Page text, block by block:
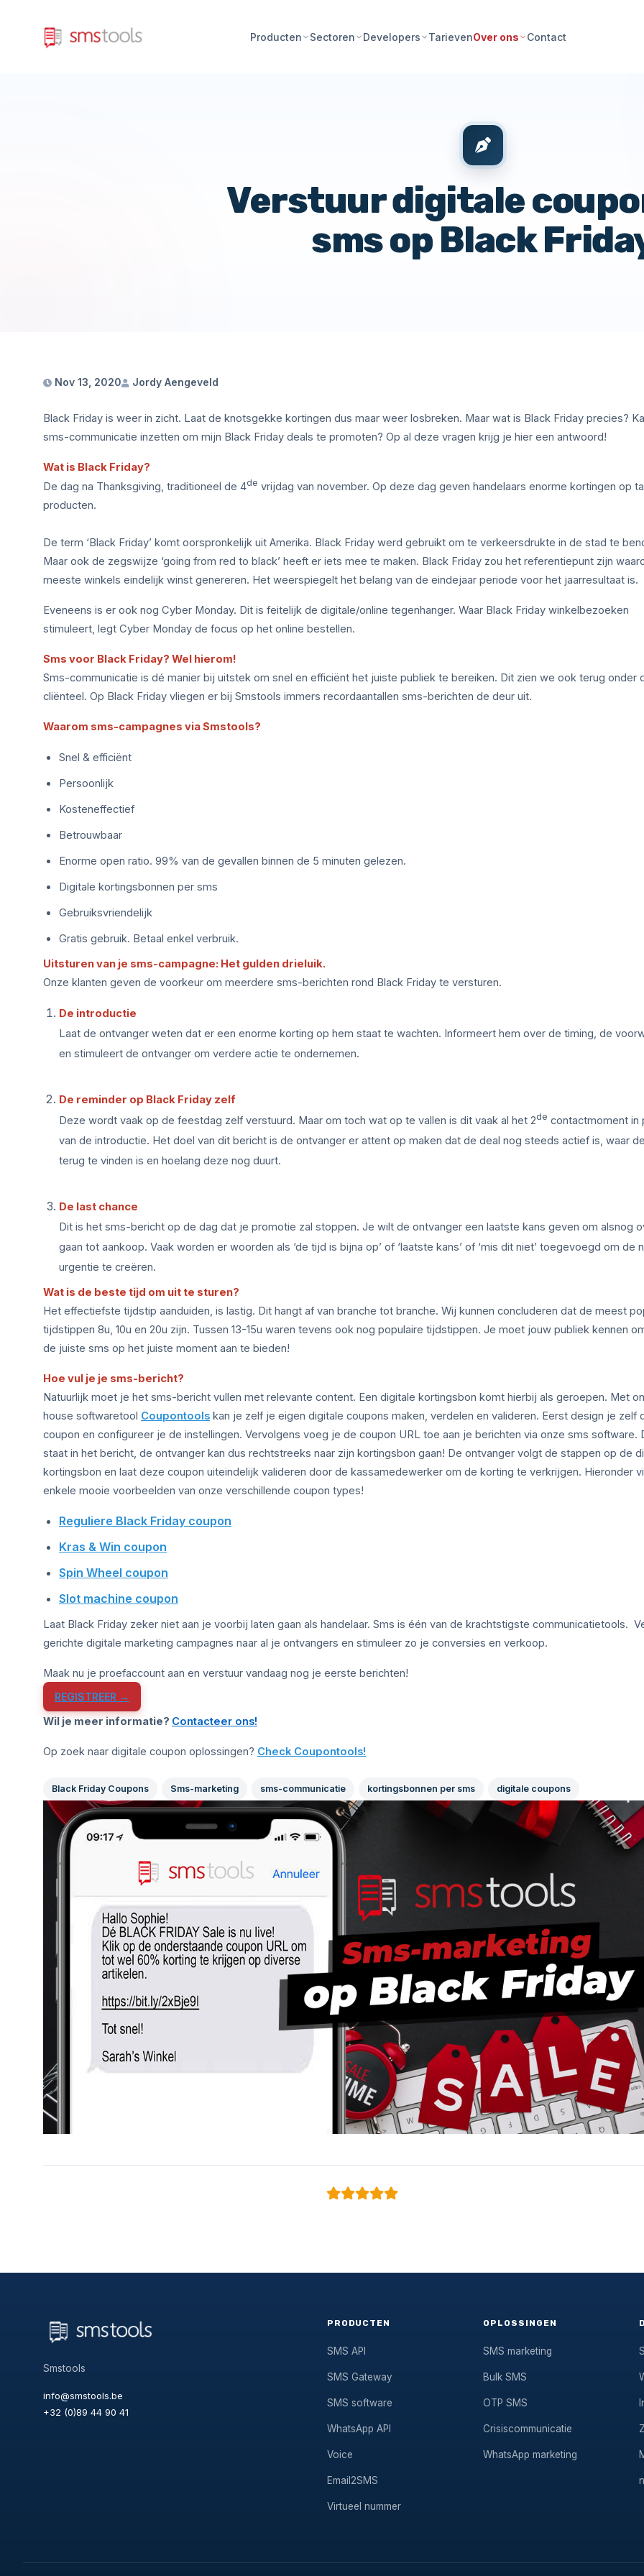
Producten Sectoren Developers TarievenOver ons Contact
Verstuur digitale
sms op Black
Nov 13, 2020 Jordy Aengeveld
Black Friday is weer in zicht. Laat de knotsgekke kortingen dus maar weer losbreken. Maar wat is Black Friday precies?
sms-communicatie inzetten om mijn Black Friday deals te promoten? Op al deze vragen krijg je hier een antwoord!
Wat is Black Friday?
De dag na Thanksgiving, traditioneel de 4de vrijdag van november. Op deze dag geven handelaars enorme kortingen op
producten.
De term ‘Black Friday’ komt oorspronkelijk uit Amerika. Black Friday werd gebruikt om te verkeersdrukte in de stad te
Maar ook de zegswijze ‘going from red to black’ heeft er iets mee te maken. Black Friday zou het referentiepunt zijn
meeste winkels eindelijk winst genereren. Het weerspiegelt het belang van de eindejaar periode voor het jaarresultaat is.
Eveneens is er ook nog Cyber Monday. Dit is feitelijk de digitale/online tegenhanger. Waar Black Friday winkelbezoeken
stimuleert, legt Cyber Monday de focus op het online bestellen.
Sms voor Black Friday? Wel hierom!
Sms-communicatie is dé manier bij uitstek om snel en efficiënt het juiste publiek te bereiken. Dit zien we ook terug onder
cliënteel. Op Black Friday vliegen er bij Smstools immers recordaantallen sms-berichten de deur uit.
Waarom sms-campagnes via Smstools?
Snel & efficiënt
Persoonlijk
Kosteneffectief
Betrouwbaar
Enorme open ratio. 99% van de gevallen binnen de 5 minuten gelezen.
Digitale kortingsbonnen per sms
Gebruiksvriendelijk
Gratis gebruik. Betaal enkel verbruik.
Uitsturen van je sms-campagne: Het gulden drieluik.
Onze klanten geven de voorkeur om meerdere sms-berichten rond Black Friday te versturen.
De introductie
Laat de ontvanger weten dat er een enorme korting op hem staat te wachten. Informeert hem over de timing, de
en stimuleert de ontvanger om verdere actie te ondernemen.
De reminder op Black Friday zelf
Deze wordt vaak op de feestdag zelf verstuurd. Maar om toch wat op te vallen is dit vaak al het 2de contactmoment in
van de introductie. Het doel van dit bericht is de ontvanger er attent op maken dat de deal nog steeds actief is, waar
terug te vinden is en hoelang deze nog duurt.
De last chance
Dit is het sms-bericht op de dag dat je promotie zal stoppen. Je wilt de ontvanger een laatste kans geven om alsnog
gaan tot aankoop. Vaak worden er woorden als ‘de tijd is bijna op’ of ‘laatste kans’ of ‘mis dit niet’ toegevoegd om de
urgentie te creëren.
Wat is de beste tijd om uit te sturen?
Het effectiefste tijdstip aanduiden, is lastig. Dit hangt af van branche tot branche. Wij kunnen concluderen dat de meest
tijdstippen 8u, 10u en 20u zijn. Tussen 13-15u waren tevens ook nog populaire tijdstippen. Je moet jouw publiek kennen
de juiste sms op het juiste moment aan te bieden!
Hoe vul je je sms-bericht?
Natuurlijk moet je het sms-bericht vullen met relevante content. Een digitale kortingsbon komt hierbij als geroepen. Met
house softwaretool Coupontools kan je zelf je eigen digitale coupons maken, verdelen en valideren. Eerst design je zelf
coupon en configureer je de instellingen. Vervolgens voeg je de coupon URL toe aan je berichten via onze sms software.
staat in het bericht, de ontvanger kan dus rechtstreeks naar zijn kortingsbon gaan! De ontvanger volgt de stappen op de
kortingsbon en laat deze coupon uiteindelijk valideren door de kassamedewerker om de korting te verkrijgen. Hieronder
enkele mooie voorbeelden van onze verschillende coupon types!
Reguliere Black Friday coupon
Kras & Win coupon
Spin Wheel coupon
Slot machine coupon
Laat Black Friday zeker niet aan je voorbij laten gaan als handelaar. Sms is één van de krachtstigste communicatietools.
gerichte digitale marketing campagnes naar al je ontvangers en stimuleer zo je conversies en verkoop.
Maak nu je proefaccount aan en verstuur vandaag nog je eerste berichten!
REGISTREER →
Wil je meer informatie? Contacteer ons!
Op zoek naar digitale coupon oplossingen? Check Coupontools!
Black Friday Coupons Sms-marketing sms-communicatie kortingsbonnen per sms digitale coupons
Smstools
info@smstools.be
+32 (0)89 44 90 41
PRODUCTEN
SMS API
SMS Gateway
SMS software
WhatsApp API
Voice
Email2SMS
Virtueel nummer
OPLOSSINGEN
SMS marketing
Bulk SMS
OTP SMS
Crisiscommunicatie
WhatsApp marketing